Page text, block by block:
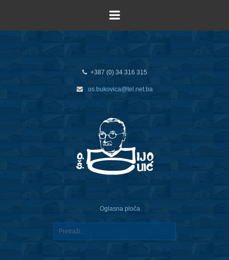
+387 (0) 34 316 315
os.bukovica@tel.net.ba
Oglasna ploča